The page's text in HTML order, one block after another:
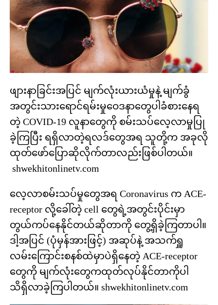
ဖျားနာခြင်းအပြင် မျက်လုံးယားယံမှုနဲ့ မျက်ခွံ
အတွင်းသားရောင်ရမ်းမှုဝေဒနာ‌တွေပါခံစား‌‌နေရ
တဲ့ COVID-19 လူနာတွေကို စမ်းသပ်လေ့လာမှုပြု
ခဲ့ကြပြီး ရရှိလာတဲ့ရလဒ်‌တွေအရ သူတို့က အခုလို
ထုတ်‌ဖော်‌ပြောဆိုလိုက်တာလည်းဖြစ်ပါတယ်။
shwekhitonlinetv.com
လေ့လာစမ်းသပ်မှုတွေအရ Coronavirus က ACE-
receptor လို့ခေါ်တဲ့ cell တွေရဲ့အတွင်းပိုင်းမှာ
တွယ်ကပ်နေနိုင်တယ်ဆိုတာကို ‌တွေ့ရှိခဲ့ကြတာပါ။
ဒါ့အပြင် (ပုံမှန်အားဖြင့်) အဆုပ်နဲ့ အသက်ရှူ
လမ်းကြောင်းစနစ်ထဲမှာပဲရှိ‌နေတဲ့ ACE-receptor
တွေကို မျက်လုံး‌တွေကထုတ်လုပ်နိုင်တာကိုပါ
သိရှိလာခဲ့ကြပါတယ်။ shwekhitonlinetv.com